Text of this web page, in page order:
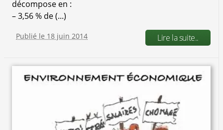
décompose en :
– 3,56 % de (...)
Publié le 18 juin 2014 Lire la suite..